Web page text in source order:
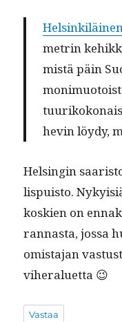
metrin
mis­tä päin
hevin löy­dy,
Helsin­gin
lispuis­to.
koskien on
ran­nas­ta, jos­sa
omis­ta­jan
viheraluetta 😉
Vastaa